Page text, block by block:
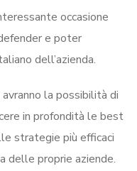
occasione
e poter
dell’azienda.
la possibilità di
in profondità le best
strategie più efficaci
delle proprie aziende.